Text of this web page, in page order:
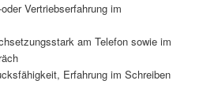
Vertriebserfahrung im
am Telefon sowie im
Erfahrung im Schreiben